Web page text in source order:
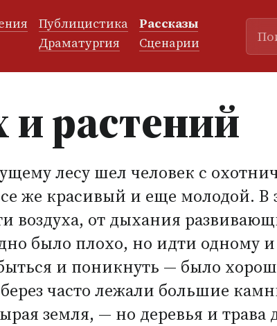
Публицистика
Рассказы
Драматургия Сценарии
растений
лесу шел человек с
же красивый и еще молодой. В
воздуха, от дыхания
было плохо, но идти одному
и поникнуть — было
часто лежали большие
земля, — но деревья и трава